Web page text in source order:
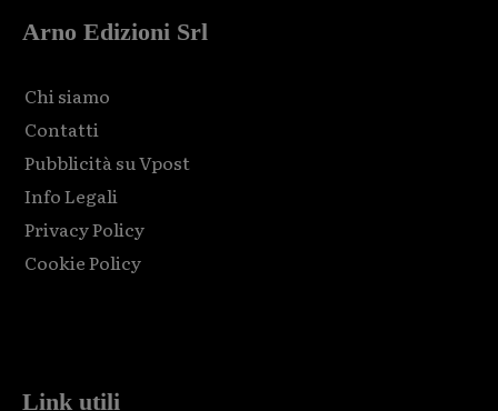
Arno Edizioni Srl
Chi siamo
Contatti
Pubblicità su Vpost
Info Legali
Privacy Policy
Cookie Policy
Link utili